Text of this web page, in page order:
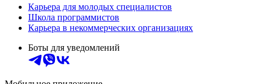
Карьера для молодых специалистов
Школа программистов
Карьера в некоммерческих организациях
Боты для уведомлений